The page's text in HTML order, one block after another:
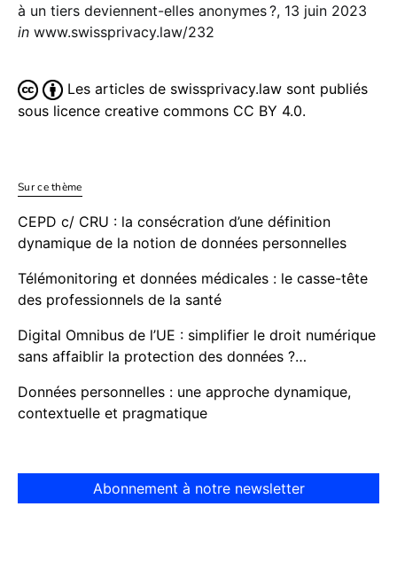
à un tiers deviennent-elles anonymes ?, 13 juin 2023
in www.swissprivacy.law/232
Les articles de swissprivacy.law sont publiés
sous licence creative commons CC BY 4.0.
Sur ce thème
CEPD c/ CRU : la consécration d’une définition
dynamique de la notion de données personnelles
Télémonitoring et données médicales : le casse-tête
des professionnels de la santé
Digital Omnibus de l’UE : simplifier le droit numérique
sans affaiblir la protection des données ?…
Données personnelles : une approche dynamique,
contextuelle et pragmatique
Abonnement à notre newsletter